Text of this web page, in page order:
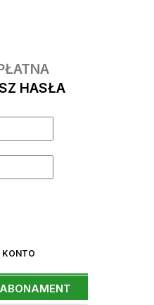
HASŁA
KONTO